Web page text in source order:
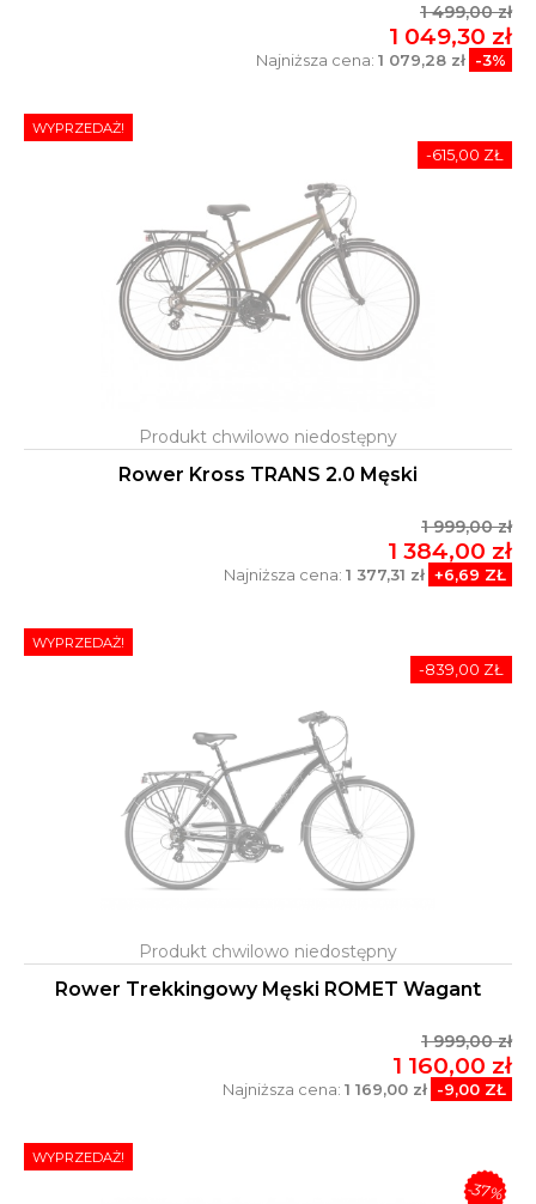
1 499,00 zł
1 049,30 zł
Najniższa cena: 1 079,28 zł -3%
Rower Kross TRANS 2.0 Męski
1 999,00 zł
1 384,00 zł
Najniższa cena: 1 377,31 zł +6,69 ZŁ
WYPRZEDAŻ!
-615,00 ZŁ
Rower Trekkingowy Męski ROMET Wagant
1 999,00 zł
1 160,00 zł
Najniższa cena: 1 169,00 zł -9,00 ZŁ
WYPRZEDAŻ!
-839,00 ZŁ
WYPRZEDAŻ!
-37%